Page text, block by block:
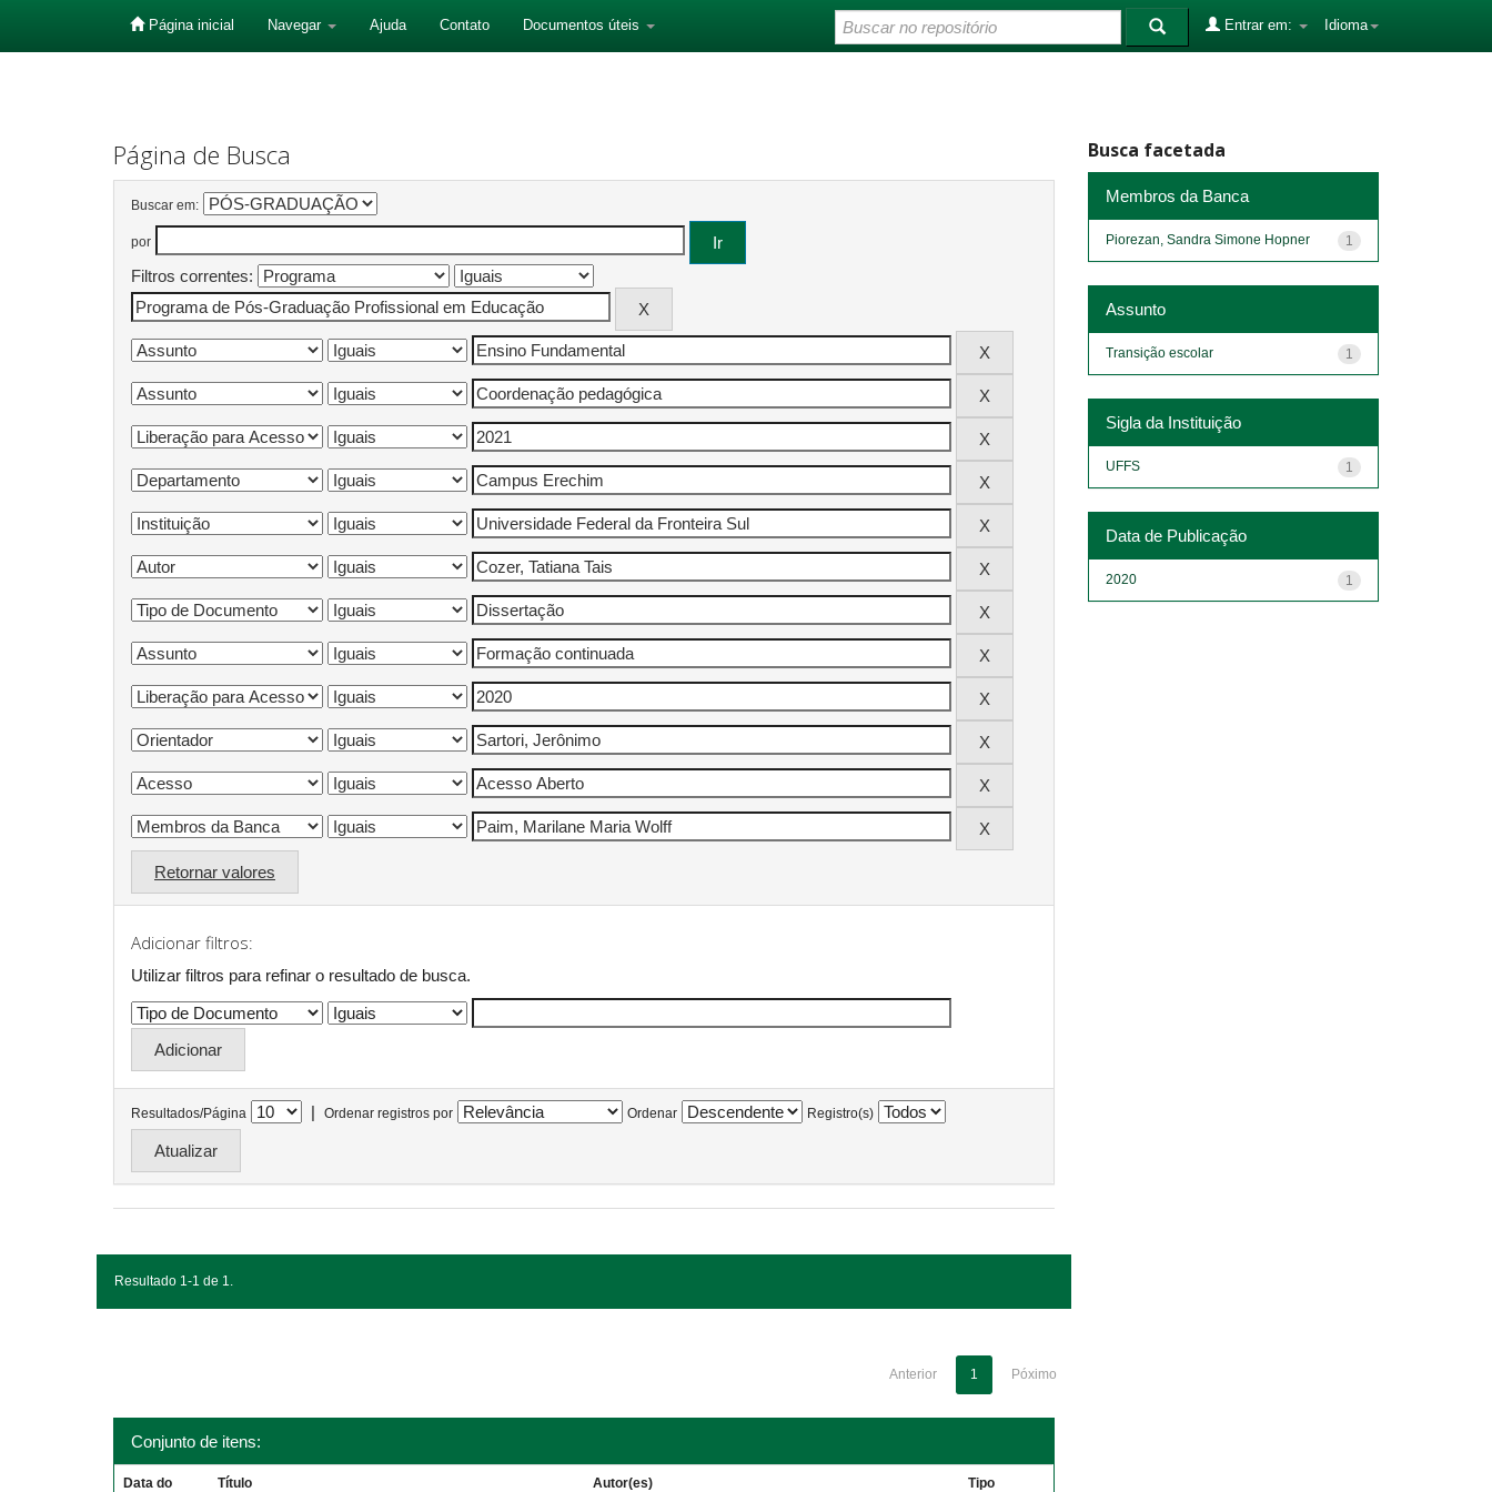
Página inicial Navegar Ajuda Contato Documentos úteis Idioma
Entrar em:
Página de Busca
Buscar em:
por
Filtros correntes:
Retornar valores
Adicionar filtros:
Utilizar filtros para refinar o resultado de busca.
Resultados/Página | Ordenar registros por Ordenar Registro(s)
Resultado 1-1 de 1.
Anterior 1 Póximo
Conjunto de itens:
Data do Título Autor(es) Tipo
Busca facetada
Membros da Banca
1
Piorezan, Sandra Simone Hopner
Assunto
1
Transição escolar
Sigla da Instituição
1
UFFS
Data de Publicação
1
2020